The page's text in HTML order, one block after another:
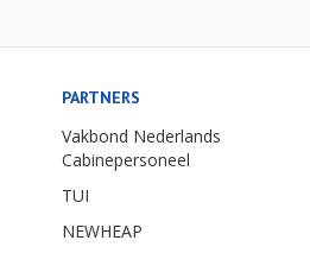
PARTNERS
Vakbond Nederlands
Cabinepersoneel
TUI
NEWHEAP